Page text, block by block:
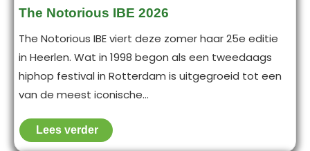
The Notorious IBE 2026
The Notorious IBE viert deze zomer haar 25e editie
in Heerlen. Wat in 1998 begon als een tweedaags
hiphop festival in Rotterdam is uitgegroeid tot een
van de meest iconische...
Lees verder